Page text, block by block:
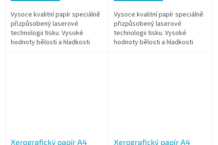
Vysoce kvalitní papír speciálně
přizpůsobený laserové
technologii tisku. Vysoké
hodnoty bělosti a hladkosti
Vysoce kvalitní papír speciálně
přizpůsobený laserové
technologii tisku. Vysoké
hodnoty bělosti a hladkosti
Xerografický papír A4
Xerografický papír A4